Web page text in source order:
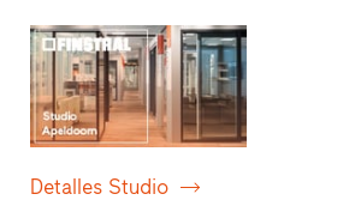
Detalles Studio